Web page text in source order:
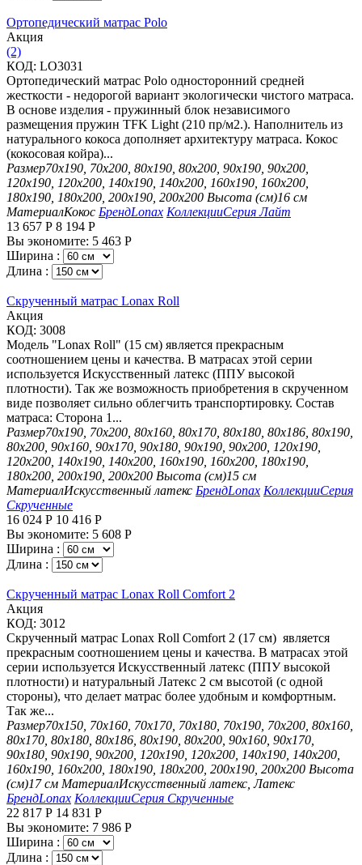
Ортопедический матрас Polo
Aкция
(2)
КОД: LO3031
Ортопедический матрас Polo односторонний средней
жесткости - недорогой вариант экологически чистого матраса.
В основе изделия - пружинный блок независимого
размещения пружин TFK Light (210 пр/м2.). Наполнитель из
натурального кокоса дополняет архитектуру матраса. Кокос
(кокосовая койра)...
Размер70х190, 70х200, 80х190, 80х200, 90х190, 90х200,
120х190, 120х200, 140х190, 140х200, 160х190, 160х200,
180х190, 180х200, 200х190, 200х200 Высота (см)16 см
МатериалКокос БрендLonax КоллекцииСерия Лайт
13 657 Р 8 194 Р
Вы экономите: 5 463 Р
Ширина :
Длина :
Скрученный матрас Lonax Roll
Aкция
КОД: 3008
Модель "Lonax Roll" (15 см) является прекрасным
соотношением цены и качества. В матрасах этой серии
используется Искусственный латекс (ППУ высокой
плотности). Так же возможность приобретения в скрученном
виде позволяет сильно облегчить транспортировку. Состав
матраса: Сторона 1...
Размер70х190, 70х200, 80х160, 80х170, 80х180, 80х186, 80х190,
80х200, 90х160, 90х170, 90х180, 90х190, 90х200, 120х190,
120х200, 140х190, 140х200, 160х190, 160х200, 180х190,
180х200, 200х190, 200х200 Высота (см)15 см
МатериалИскусственный латекс БрендLonax КоллекцииСерия
Скрученные
16 024 Р 10 416 Р
Вы экономите: 5 608 Р
Ширина :
Длина :
Скрученный матрас Lonax Roll Comfort 2
Aкция
КОД: 3012
Скрученный матрас Lonax Roll Comfort 2 (17 см) является
прекрасным соотношением цены и качества. В матрасах этой
серии используется Искусственный латекс (ППУ высокой
плотности) и натуральный Латекс 2 см высотой (с одной
стороны), что делает матрас более удобным и комфортным.
Так же...
Размер70х150, 70х160, 70х170, 70х180, 70х190, 70х200, 80х160,
80х170, 80х180, 80х186, 80х190, 80х200, 90х160, 90х170,
90х180, 90х190, 90х200, 120х190, 120х200, 140х190, 140х200,
160х190, 160х200, 180х190, 180х200, 200х190, 200х200 Высота
(см)17 см МатериалИскусственный латекс, Латекс
БрендLonax КоллекцииСерия Скрученные
22 817 Р 14 831 Р
Вы экономите: 7 986 Р
Ширина :
Длина :